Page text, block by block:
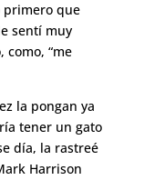
primero que
sentí muy
como, “me
la pongan ya
tener un gato
día, la rastreé
Harrison